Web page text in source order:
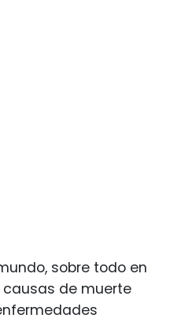
sobre todo en
de muerte